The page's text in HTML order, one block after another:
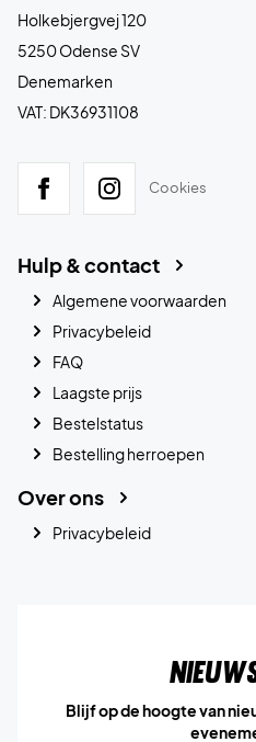
Holkebjergvej 120
5250 Odense SV
Denemarken
VAT: DK36931108
Cookies
Hulp & contact
Algemene voorwaarden
Privacybeleid
FAQ
Laagste prijs
Bestelstatus
Bestelling herroepen
Over ons
Privacybeleid
Blijf op de hoogte van